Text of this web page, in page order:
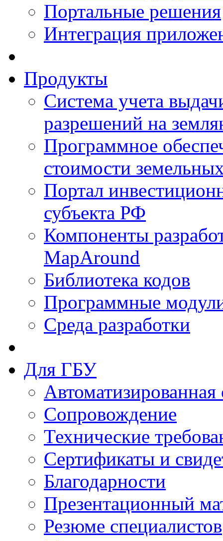
Портальные решения
Интеграция
Продукты
Система учета
разрешений на
Программное
стоимости
Портал
субъекта РФ
Компоненты
MapAround
Библиотека кодов
Программные
Среда разработки
Для ГБУ
Сопровождение
Технические
Сертификаты и
Благодарности
Презентационный
Резюме специалистов